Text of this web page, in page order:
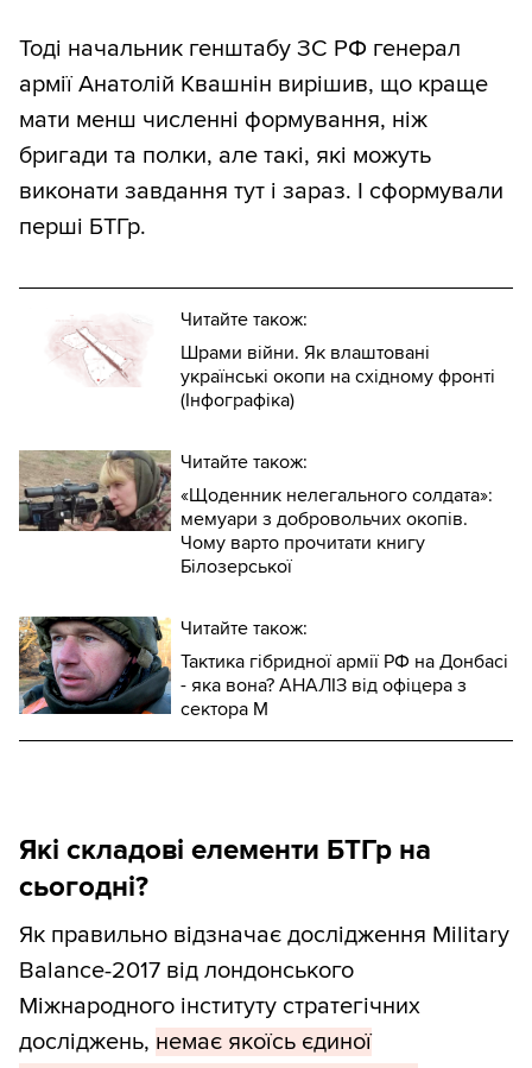
Тоді начальник генштабу ЗС РФ генерал
армії Анатолій Квашнін вирішив, що краще
мати менш численні формування, ніж
бригади та полки, але такі, які можуть
виконати завдання тут і зараз. І сформували
перші БТГр.
Читайте також:
Шрами війни. Як влаштовані
українські окопи на східному фронті
(Інфографіка)
Читайте також:
«Щоденник нелегального солдата»:
мемуари з добровольчих окопів.
Чому варто прочитати книгу
Білозерської
Читайте також:
Тактика гібридної армії РФ на Донбасі
- яка вона? АНАЛІЗ від офіцера з
сектора М
Які складові елементи БТГр на
сьогодні?
Як правильно відзначає дослідження Military
Balance-2017 від лондонського
Міжнародного інституту стратегічних
досліджень, немає якоїсь єдиної